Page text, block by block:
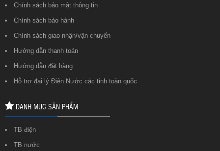
Chính sách bảo mật thông tin
Chính sách bảo hành
Chính sách giao nhận/vận chuyển
Hướng dẫn thanh toán
Hướng dẫn đặt hàng
Hỗ trợ đại lý Điện Nước các tỉnh toàn quốc
DANH MỤC SẢN PHẨM
TB điện
TB nước